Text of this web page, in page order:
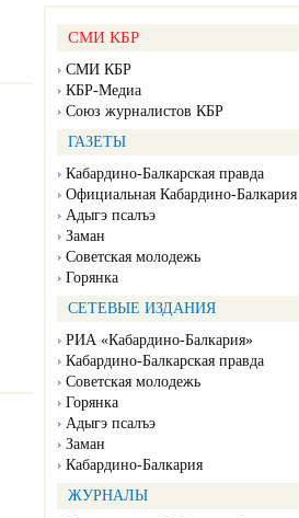
СМИ КБР
СМИ КБР
КБР-Медиа
Союз журналистов КБР
ГАЗЕТЫ
Кабардино-Балкарская правда
Официальная Кабардино-Балкария
Адыгэ псалъэ
Заман
Советская молодежь
Горянка
СЕТЕВЫЕ ИЗДАНИЯ
РИА «Кабардино-Балкария»
Кабардино-Балкарская правда
Советская молодежь
Горянка
Адыгэ псалъэ
Заман
Кабардино-Балкария
ЖУРНАЛЫ